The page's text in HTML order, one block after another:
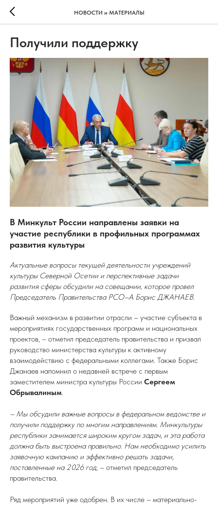
НОВОСТИ и МАТЕРИАЛЫ
Получили поддержку
В Минкульт России направлены заявки на
участие республики в профильных программах
развития культуры
Актуальные вопросы текущей деятельности учреждений
культуры Северной Осетии и перспективные задачи
развития сферы обсудили на совещании, которое провел
Председатель Правительства РСО–А Борис ДЖАНАЕВ.
Важный механизм в развитии отрасли – участие субъекта в
мероприятиях государственных программ и национальных
проектов, – отметил председатель правительства и призвал
руководство министерства культуры к активному
взаимодействию с федеральными коллегами. Также Борис
Джанаев напомнил о недавней встрече с первым
заместителем министра культуры России Сергеем
Обрывалиным.
– Мы обсудили важные вопросы в федеральном ведомстве и
получили поддержку по многим направлениям. Минкультуры
республики занимается широким кругом задач, и эта работа
должна быть выстроена правильно. Нам необходимо усилить
заявочную кампанию и эффективно решать задачи,
поставленные на 2026 год, – отметил председатель
правительства.
Ряд мероприятий уже одобрен. В их числе – материально-